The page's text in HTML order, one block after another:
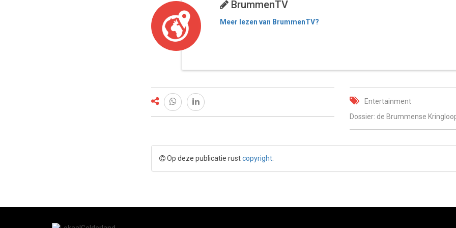
BrummenTV
Meer lezen van BrummenTV?
Entertainment
Dossier: de Brummense
Op deze publicatie rustcopyright